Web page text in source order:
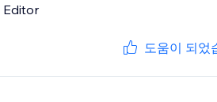
Editor
도움이 되었